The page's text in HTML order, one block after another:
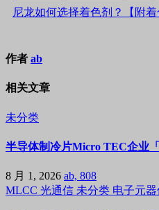
尼龙如何选择着色剂？【附着
作者 ab
相关文章
未分类
半导体制冷片Micro TEC企业
8 月 1, 2026 ab, 808
MLCC 光通信 未分类 电子元器